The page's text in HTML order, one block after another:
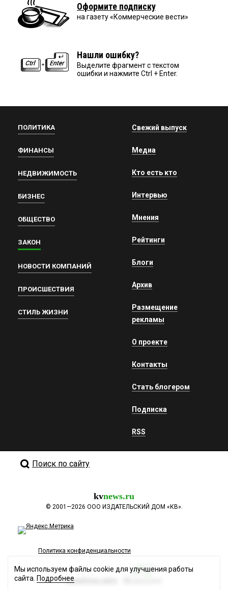
Оформите подписку
на газету «Коммерческие вести»
Нашли ошибку?
Выделите фрагмент с текстом
ошибки и нажмите Ctrl + Enter.
ПОЛИТИКА
ФИНАНСЫ
НЕДВИЖИМОСТЬ
БИЗНЕС
ОБЩЕСТВО
ЗАКОН
НОВОСТИ КОМПАНИЙ
ПРОИСШЕСТВИЯ
СТИЛЬ ЖИЗНИ
Свежий выпуск
Медиа
Кто есть кто
Интервью
Мнения
Рейтинги
Блоги
Архив
Размещение
рекламы
О проекте
Контакты
Стать блогером
Подписка
RSS
Поиск по сайту
kvnews.ru
© 2001—2026 ООО ИЗДАТЕЛЬСКИЙ ДОМ «КВ».
Политика конфиденциальности
Разработка сайта
Мы используем файлы cookie для улучшения работы
сайта. Подробнее